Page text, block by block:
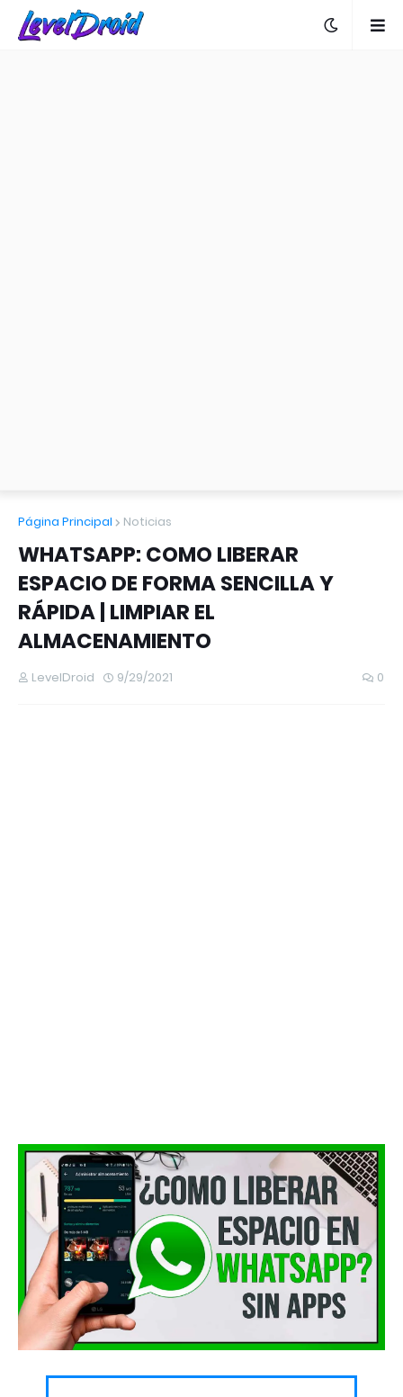
Página Principal Noticias
WHATSAPP: COMO LIBERAR
ESPACIO DE FORMA SENCILLA Y
RÁPIDA | LIMPIAR EL
ALMACENAMIENTO
LevelDroid 9/29/2021 0